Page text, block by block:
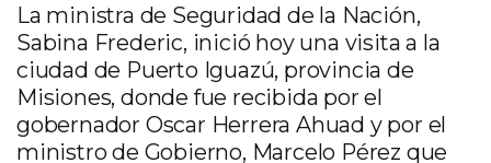
La ministra de Seguridad de la Nación,
Sabina Frederic, inició hoy una visita a la
ciudad de Puerto Iguazú, provincia de
Misiones, donde fue recibida por el
gobernador Oscar Herrera Ahuad y por el
ministro de Gobierno, Marcelo Pérez que